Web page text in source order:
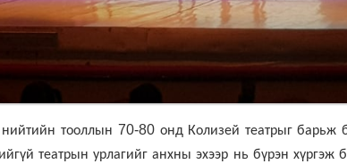
нийтийн тооллын 70-80онд Колизей театрыг барьж
театрын урлагийг анхны эхээр нь бүрэн хүргэж